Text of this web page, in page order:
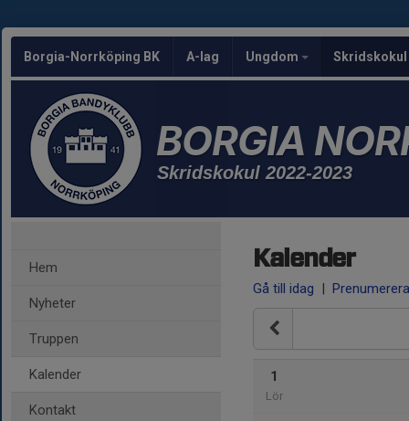
Borgia-Norrköping BK A-lag Ungdom Skridskokul
BORGIA
Skridskokul 2022-2023
Hem
Nyheter
Truppen
Kalender
Kontakt
Kalender
Gå till idag | Prenumerera
1
Lör